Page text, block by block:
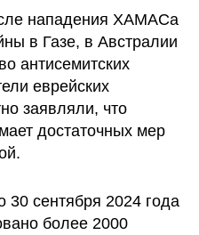
нападения ХАМАСа
в Газе, в Австралии
антисемитских
еврейских
заявляли, что
достаточных мер
30 сентября 2024 года
более 2000